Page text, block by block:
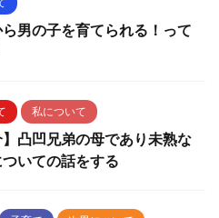
男の子を育てられる！って
私について
】凸凹兄弟の母であり未熟な
いての話をする